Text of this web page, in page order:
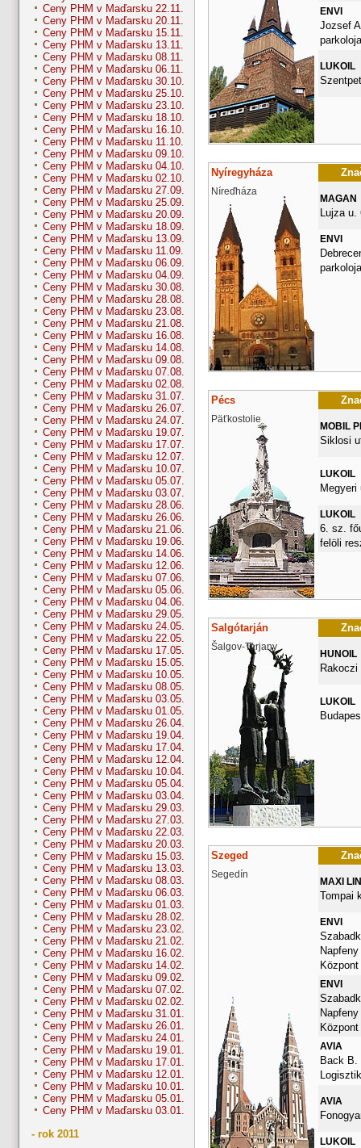
Ceny PHM v Maďarsku 22.11.
Ceny PHM v Maďarsku 20.11.
Ceny PHM v Maďarsku 15.11.
Ceny PHM v Maďarsku 13.11.
Ceny PHM v Maďarsku 08.11.
Ceny PHM v Maďarsku 06.11.
Ceny PHM v Maďarsku 30.10.
Ceny PHM v Maďarsku 25.10.
Ceny PHM v Maďarsku 23.10.
Ceny PHM v Maďarsku 18.10.
Ceny PHM v Maďarsku 16.10.
Ceny PHM v Maďarsku 11.10.
Ceny PHM v Maďarsku 09.10.
Ceny PHM v Maďarsku 04.10.
Ceny PHM v Maďarsku 02.10.
Ceny PHM v Maďarsku 27.09.
Ceny PHM v Maďarsku 25.09.
Ceny PHM v Maďarsku 20.09.
Ceny PHM v Maďarsku 18.09.
Ceny PHM v Maďarsku 13.09.
Ceny PHM v Maďarsku 11.09.
Ceny PHM v Maďarsku 06.09.
Ceny PHM v Maďarsku 04.09.
Ceny PHM v Maďarsku 30.08.
Ceny PHM v Maďarsku 28.08.
Ceny PHM v Maďarsku 23.08.
Ceny PHM v Maďarsku 21.08.
Ceny PHM v Maďarsku 16.08.
Ceny PHM v Maďarsku 14.08.
Ceny PHM v Maďarsku 09.08.
Ceny PHM v Maďarsku 07.08.
Ceny PHM v Maďarsku 02.08.
Ceny PHM v Maďarsku 31.07.
Ceny PHM v Maďarsku 26.07.
Ceny PHM v Maďarsku 24.07.
Ceny PHM v Maďarsku 19.07.
Ceny PHM v Maďarsku 17.07.
Ceny PHM v Maďarsku 12.07.
Ceny PHM v Maďarsku 10.07.
Ceny PHM v Maďarsku 05.07.
Ceny PHM v Maďarsku 03.07.
Ceny PHM v Maďarsku 28.06.
Ceny PHM v Maďarsku 26.06.
Ceny PHM v Maďarsku 21.06.
Ceny PHM v Maďarsku 19.06.
Ceny PHM v Maďarsku 14.06.
Ceny PHM v Maďarsku 12.06.
Ceny PHM v Maďarsku 07.06.
Ceny PHM v Maďarsku 05.06.
Ceny PHM v Maďarsku 04.06.
Ceny PHM v Maďarsku 29.05.
Ceny PHM v Maďarsku 24.05.
Ceny PHM v Maďarsku 22.05.
Ceny PHM v Maďarsku 17.05.
Ceny PHM v Maďarsku 15.05.
Ceny PHM v Maďarsku 10.05.
Ceny PHM v Maďarsku 08.05.
Ceny PHM v Maďarsku 03.05.
Ceny PHM v Maďarsku 01.05.
Ceny PHM v Maďarsku 26.04.
Ceny PHM v Maďarsku 19.04.
Ceny PHM v Maďarsku 17.04.
Ceny PHM v Maďarsku 12.04.
Ceny PHM v Maďarsku 10.04.
Ceny PHM v Maďarsku 05.04.
Ceny PHM v Maďarsku 03.04.
Ceny PHM v Maďarsku 29.03.
Ceny PHM v Maďarsku 27.03.
Ceny PHM v Maďarsku 22.03.
Ceny PHM v Maďarsku 20.03.
Ceny PHM v Maďarsku 15.03.
Ceny PHM v Maďarsku 13.03.
Ceny PHM v Maďarsku 08.03.
Ceny PHM v Maďarsku 06.03.
Ceny PHM v Maďarsku 01.03.
Ceny PHM v Maďarsku 28.02.
Ceny PHM v Maďarsku 23.02.
Ceny PHM v Maďarsku 21.02.
Ceny PHM v Maďarsku 16.02.
Ceny PHM v Maďarsku 14.02.
Ceny PHM v Maďarsku 09.02.
Ceny PHM v Maďarsku 07.02.
Ceny PHM v Maďarsku 02.02.
Ceny PHM v Maďarsku 31.01.
Ceny PHM v Maďarsku 26.01.
Ceny PHM v Maďarsku 24.01.
Ceny PHM v Maďarsku 19.01.
Ceny PHM v Maďarsku 17.01.
Ceny PHM v Maďarsku 12.01.
Ceny PHM v Maďarsku 10.01.
Ceny PHM v Maďarsku 05.01.
Ceny PHM v Maďarsku 03.01.
- rok 2011
ENVI
Jozsef
LUKOIL
Nyíregyháza
Níreďháza
MAGAN
Lujza u.
ENVI
Pécs
Päťkostolie
MOBIL
Siklosi
LUKOIL
Megyeri
LUKOIL
6. sz.
felöli
Salgótarján
Šalgov-Tarjany
HUNOIL
Rakoczi
LUKOIL
Szeged
Segedín
MAXI
Tompai
ENVI
ENVI
AVIA
Back B.
AVIA
LUKOIL